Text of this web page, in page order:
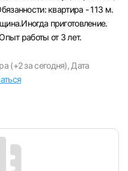
квартира - 113 м.
приготовление.
работы от 3 лет.
(+2 за сегодня), Дата